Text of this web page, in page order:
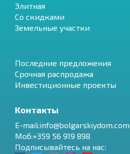
Элитная
Со скидками
Земельные участки
Последние предложения
Срочная распродажа
Инвестиционные проекты
Контакты
E-mail:info@bolgarskiydom.com
Моб:+359 56 919 898
Подписывайтесь на нас: